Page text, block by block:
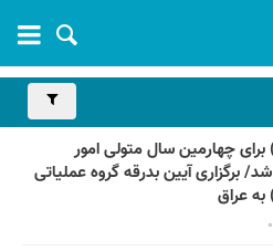
چهارمین سال متولی امور
برگزاری آیین بدرقه گروه عملیاتی
عراق